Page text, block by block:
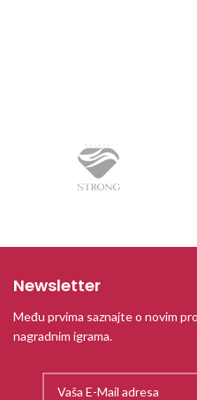
Newsletter
Među prvima saznajte o novim
nagradnim igrama.